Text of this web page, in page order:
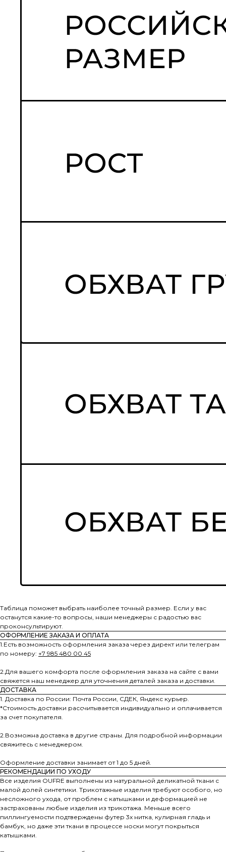
Таблица поможет выбрать наиболее точный размер. Если у вас
останутся какие-то вопросы, наши менеджеры с радостью вас
проконсультируют.
ОФОРМЛЕНИЕ ЗАКАЗА И ОПЛАТА
1.Есть возможность оформления заказа через директ или телеграм
по номеру: +7 985 480 00 45
2.Для вашего комфорта после оформления заказа на сайте с вами
свяжется наш менеджер для уточнения деталей заказа и доставки.
ДОСТАВКА
1. Доставка по России: Почта России, СДЕК, Яндекс курьер.
*Стоимость доставки рассчитывается индивидуально и оплачивается
за счет покупателя.
2.Возможна доставка в другие страны. Для подробной информации
свяжитесь с менеджером.
Оформление доставки занимает от 1 до 5 дней.
РЕКОМЕНДАЦИИ ПО УХОДУ
Все изделия OUFRE выполнены из натуральной деликатной ткани с
малой долей синтетики. Трикотажные изделия требуют особого, но
несложного ухода, от проблем с катышками и деформацией не
застрахованы любые изделия из трикотажа. Меньше всего
пиллингуемости подтверждены футер 3х нитка, кулирная гладь и
бамбук, но даже эти ткани в процессе носки могут покрыться
катышками.